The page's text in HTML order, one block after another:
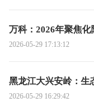
万科：2026年聚焦
2026-05-29 17:13:12
黑龙江大兴安岭：生
2026-05-29 16:29:42